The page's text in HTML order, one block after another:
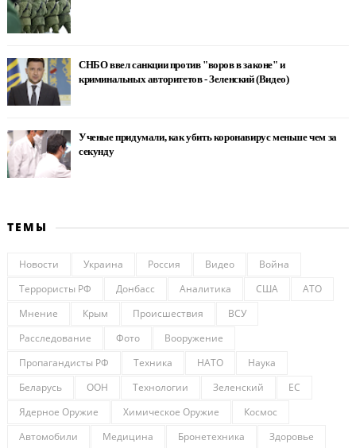
СНБО ввел санкции против "воров в законе" и
криминальных авторитетов - Зеленский (Видео)
Ученые придумали, как убить коронавирус меньше чем за
секунду
ТЕМЫ
Новости Украина Россия Видео
Война
Террористы РФ
Донбасс Аналитика США
АТО
Мнение
Крым Происшествия
ВСУ
Расследование
Фото
Вооружение
Пропагандисты РФ
Техника НАТО
Наука
Беларусь
ООН Технологии Зеленский
ЕС
Ядерное Оружие
Химическое Оружие
Космос
Автомобили
Медицина Бронетехника Здоровье